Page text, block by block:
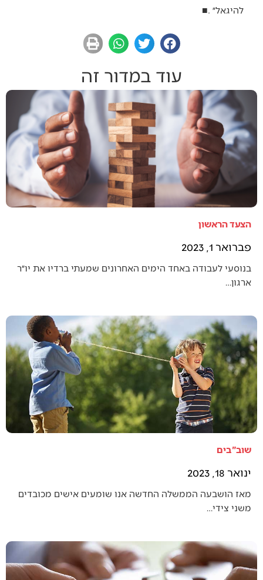
‬להיגאל״‭. ‬ ■
עוד במדור זה
הצעד הראשון
פברואר 1, 2023
בנוסעי לעבודה באחד הימים האחרונים שמעתי ברדיו את יו״ר
ארגון…
שוב"בים
ינואר 18, 2023
מאז הושבעה הממשלה החדשה אנו שומעים אישים מכובדים
משני צידי…